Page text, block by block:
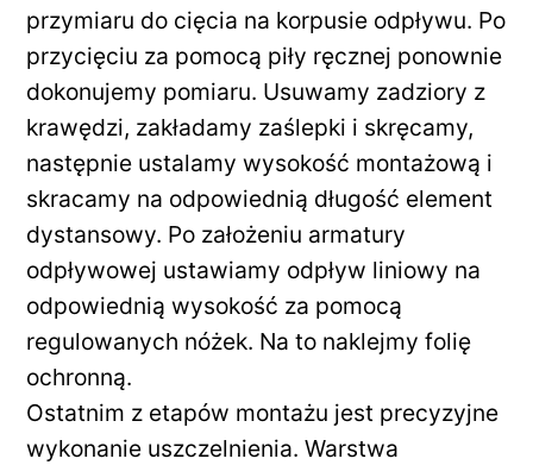
przymiaru do cięcia na korpusie odpływu. Po
przycięciu za pomocą piły ręcznej ponownie
dokonujemy pomiaru. Usuwamy zadziory z
krawędzi, zakładamy zaślepki i skręcamy,
następnie ustalamy wysokość montażową i
skracamy na odpowiednią długość element
dystansowy. Po założeniu armatury
odpływowej ustawiamy odpływ liniowy na
odpowiednią wysokość za pomocą
regulowanych nóżek. Na to naklejmy folię
ochronną.
Ostatnim z etapów montażu jest precyzyjne
wykonanie uszczelnienia. Warstwa